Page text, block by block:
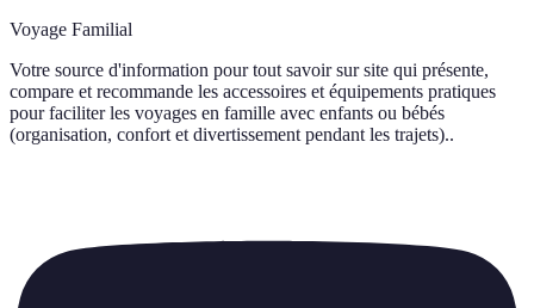
Voyage Familial
Votre source d'information pour tout savoir sur site qui présente,
compare et recommande les accessoires et équipements pratiques
pour faciliter les voyages en famille avec enfants ou bébés
(organisation, confort et divertissement pendant les trajets)..